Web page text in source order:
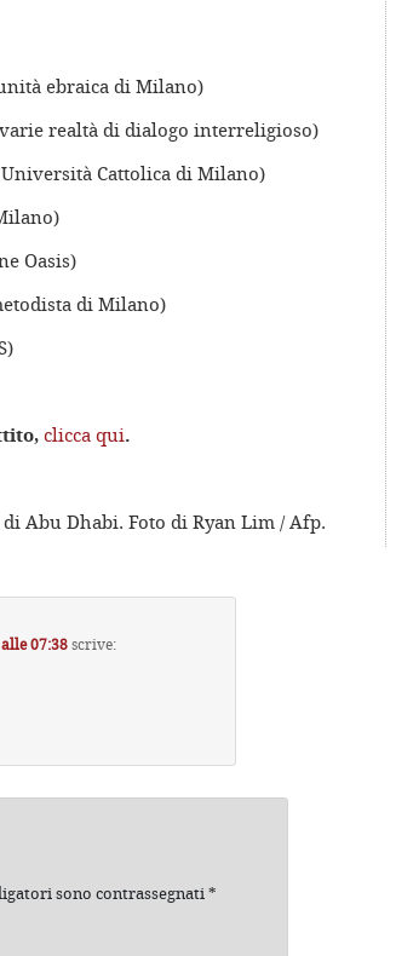
ebraica di Milano)
realtà di dialogo interreligioso)
Cattolica di Milano)
Oasis)
di Milano)
clicca qui.
Abu Dhabi. Foto di Ryan Lim / Afp.
07:38scrive:
sono contrassegnati*